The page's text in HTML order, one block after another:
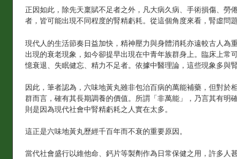
正因如此，除先天稟賦不足者之外，凡大病久病、手術損傷、勞
者，皆可能出現不同程度的腎精虧耗。從這個角度來看，腎虛問
現代人的生活節奏日益加快，精神壓力與身體消耗亦遠較古人為
出現的衰老現象，如今卻提早出現在中青年族群身上。臨床上常
憶衰退、失眠健忘、精力不足者。依據中醫理論，這些現象多與
因此，筆者認為，六味地黃丸雖非包治百病的萬能補藥，但對於
群而言，確有其長期調養的價值。所謂「非萬能」，乃言其有明
則是因為現代社會中腎精虧耗之人實在太多。
這正是六味地黃丸歷經千百年而不衰的重要原因。
當代社會盛行以維他命、鈣片等製劑作為日常保健之用，許多人